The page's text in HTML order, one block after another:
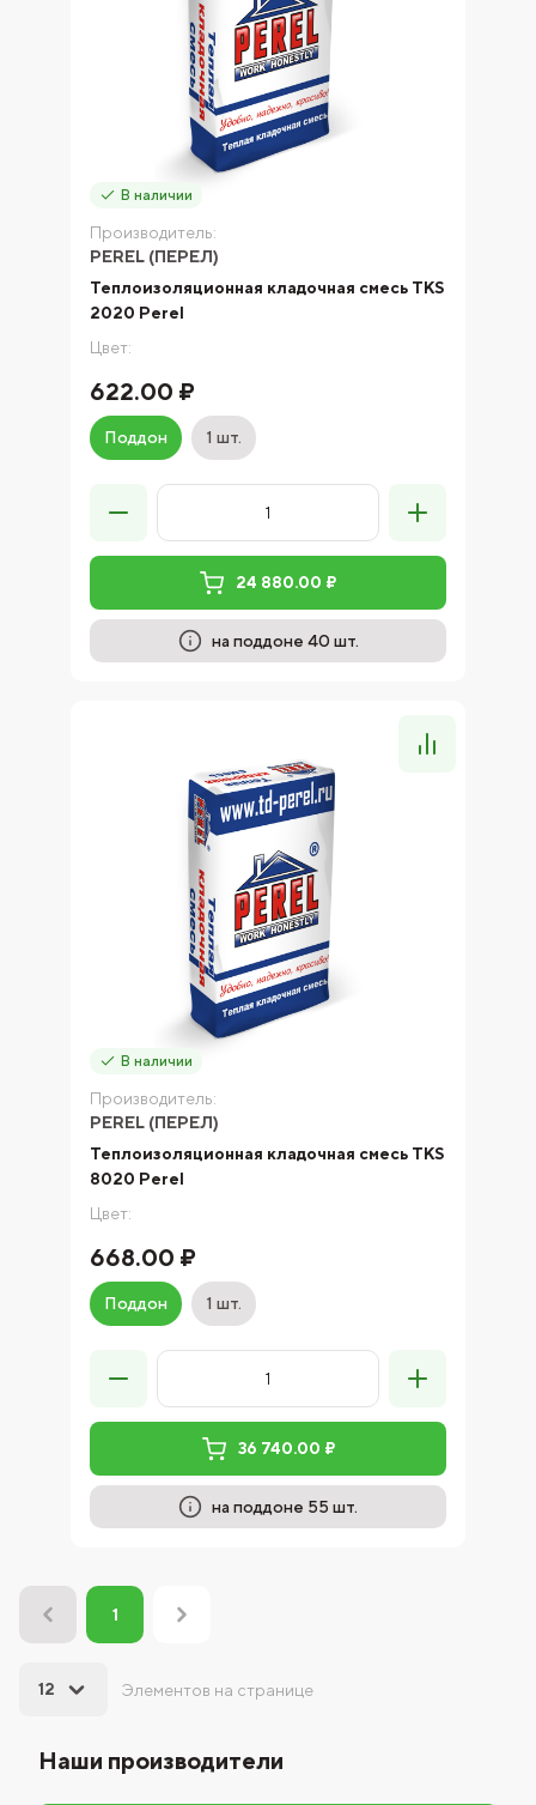
В наличии
Производитель:
PEREL (ПЕРЕЛ)
Теплоизоляционная кладочная смесь TKS
2020 Perel
Цвет:
622.00 ₽
Поддон 1 шт.
24 880.00 ₽
на поддоне 40 шт.
В наличии
Производитель:
PEREL (ПЕРЕЛ)
Теплоизоляционная кладочная смесь TKS
8020 Perel
Цвет:
668.00 ₽
Поддон 1 шт.
36 740.00 ₽
на поддоне 55 шт.
1
Элементов на странице
12
Наши производители